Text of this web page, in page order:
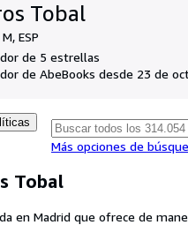
Tobal
ESP
de 5 estrellas
de AbeBooks desde 23 de
Más opciones de
Tobal
en Madrid que ofrece de